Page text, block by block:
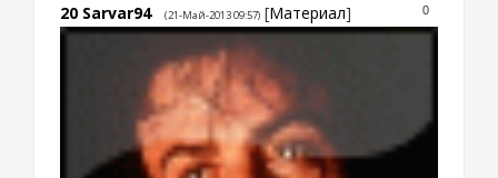
0
20 Sarvar94 (21-Май-2013 09:57) [Материал]